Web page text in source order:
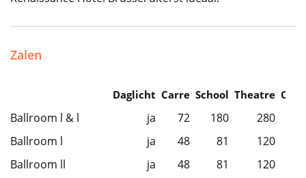
Zalen
Daglicht Carre School Theatre
Ballroom l & l ja 72 180 280
Ballroom l
ja 48 81
120
Ballroom ll
ja 48 81 120